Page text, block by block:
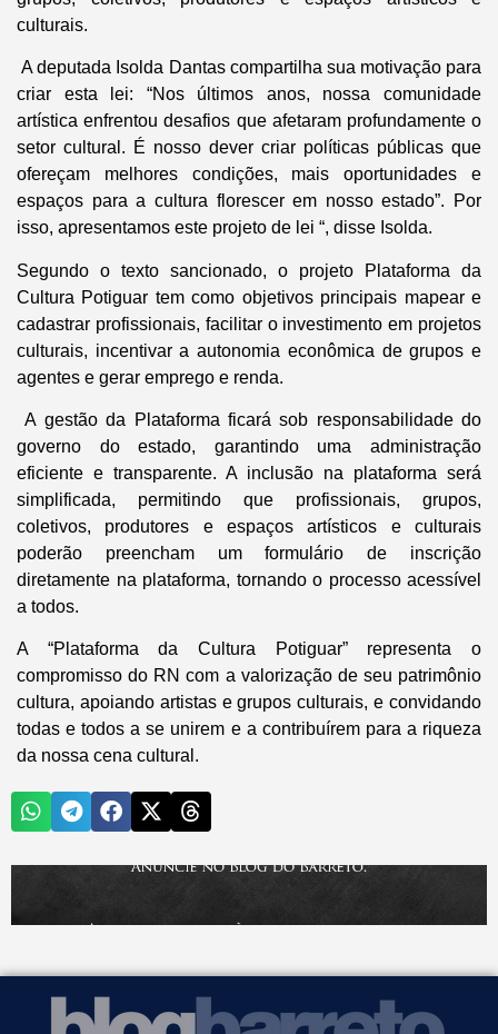
culturais.
A deputada Isolda Dantas compartilha sua motivação para
criar esta lei: “Nos últimos anos, nossa comunidade
artística enfrentou desafios que afetaram profundamente o
setor cultural. É nosso dever criar políticas públicas que
ofereçam melhores condições, mais oportunidades e
espaços para a cultura florescer em nosso estado”. Por
isso, apresentamos este projeto de lei “, disse Isolda.
Segundo o texto sancionado, o projeto Plataforma da
Cultura Potiguar tem como objetivos principais mapear e
cadastrar profissionais, facilitar o investimento em projetos
culturais, incentivar a autonomia econômica de grupos e
agentes e gerar emprego e renda.
A gestão da Plataforma ficará sob responsabilidade do
governo do estado, garantindo uma administração
eficiente e transparente. A inclusão na plataforma será
simplificada, permitindo que profissionais, grupos,
coletivos, produtores e espaços artísticos e culturais
poderão preencham um formulário de inscrição
diretamente na plataforma, tornando o processo acessível
a todos.
A “Plataforma da Cultura Potiguar” representa o
compromisso do RN com a valorização de seu patrimônio
cultura, apoiando artistas e grupos culturais, e convidando
todas e todos a se unirem e a contribuírem para a riqueza
da nossa cena cultural.